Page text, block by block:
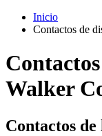
Inicio
Contactos de
Walker
Contactos